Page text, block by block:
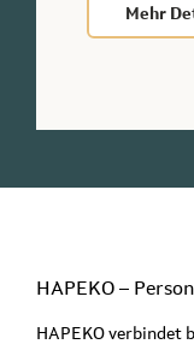
Mehr
HAPEKO –
HAPEKO verbindet